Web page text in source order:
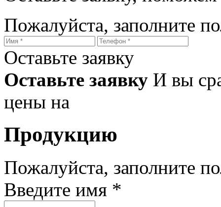
Пожалуйста, заполните
Оставьте заявку
Оставьте заявку И вы
цены на
Продукцию
Пожалуйста, заполните
Введите имя *